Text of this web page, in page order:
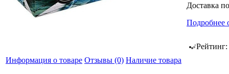
Доставка
Подробнее
Рейтинг:
Информация о товаре Отзывы (0) Наличие товара